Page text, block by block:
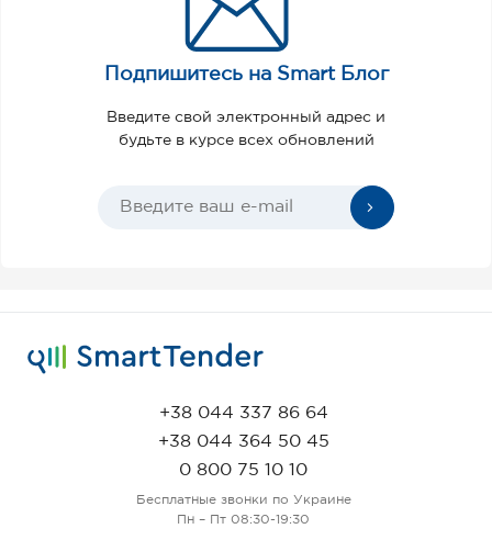
Подпишитесь на Smart Блог
Введите свой электронный адрес и
будьте в курсе всех обновлений
+38 044 337 86 64
+38 044 364 50 45
0 800 75 10 10
Бесплатные звонки по Украине
Пн – Пт 08:30-19:30